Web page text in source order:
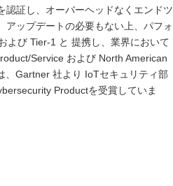
認証し、オーバーヘッドなくエンドツ
ップデートの必要もない上、パフォ
よび Tier-1 と 提携し、業界において
Service および North American
Gartner 社より IoTセキュリティ部
Productを受賞していま